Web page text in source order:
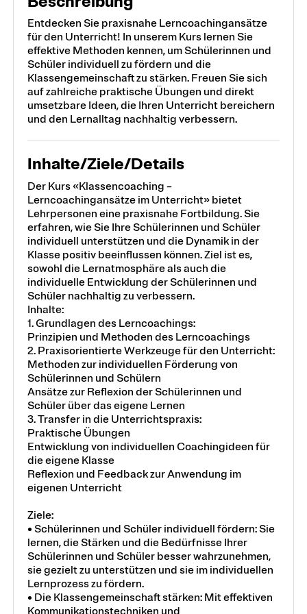
Entdecken Sie praxisnahe Lerncoachingansätze
für den Unterricht! In unserem Kurs lernen Sie
effektive Methoden kennen, um Schülerinnen und
Schüler individuell zu fördern und die
Klassengemeinschaft zu stärken. Freuen Sie sich
auf zahlreiche praktische Übungen und direkt
umsetzbare Ideen, die Ihren Unterricht bereichern
und den Lernalltag nachhaltig verbessern.
Inhalte/Ziele/Details
Der Kurs «Klassencoaching –
Lerncoachingansätze im Unterricht» bietet
Lehrpersonen eine praxisnahe Fortbildung. Sie
erfahren, wie Sie Ihre Schülerinnen und Schüler
individuell unterstützen und die Dynamik in der
Klasse positiv beeinflussen können. Ziel ist es,
sowohl die Lernatmosphäre als auch die
individuelle Entwicklung der Schülerinnen und
Schüler nachhaltig zu verbessern.
Inhalte:
1. Grundlagen des Lerncoachings:
Prinzipien und Methoden des Lerncoachings
2. Praxisorientierte Werkzeuge für den Unterricht:
Methoden zur individuellen Förderung von
Schülerinnen und Schülern
Ansätze zur Reflexion der Schülerinnen und
Schüler über das eigene Lernen
3. Transfer in die Unterrichtspraxis:
Praktische Übungen
Entwicklung von individuellen Coachingideen für
die eigene Klasse
Reflexion und Feedback zur Anwendung im
eigenen Unterricht
Ziele:
• Schülerinnen und Schüler individuell fördern: Sie
lernen, die Stärken und die Bedürfnisse Ihrer
Schülerinnen und Schüler besser wahrzunehmen,
sie gezielt zu unterstützen und sie im individuellen
Lernprozess zu fördern.
• Die Klassengemeinschaft stärken: Mit effektiven
Kommunikationstechniken und